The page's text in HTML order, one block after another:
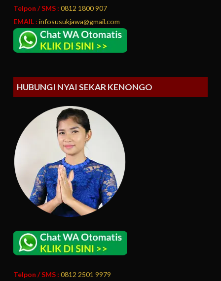
Telpon / SMS : 0812 1800 907
EMAIL : infosusukjawa@gmail.com
HUBUNGI NYAI SEKAR KENONGO
Telpon / SMS : 0812 2501 9979